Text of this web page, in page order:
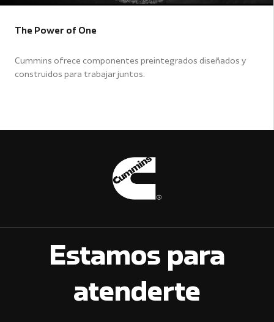
The Power of One
Cummins ofrece componentes preintegrados diseñados y
construidos para trabajar juntos.
Estamos para
atenderte